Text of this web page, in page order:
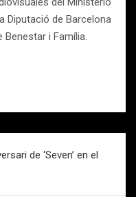
Diputació de Barcelona
i Família.
de ‘Seven’ en el